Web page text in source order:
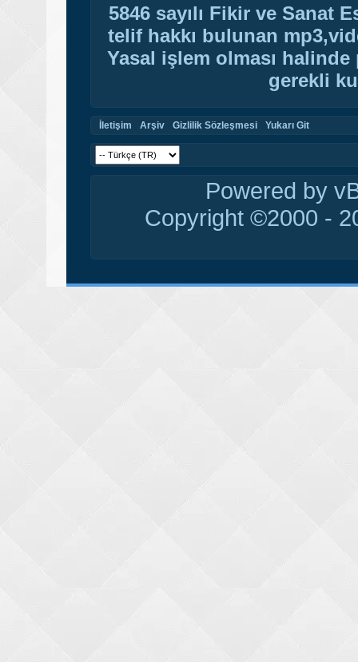
5846 sayılı Fikir ve Sanat
telif hakkı bulunan
Yasal işlem olması
gerekli
İletişim Arşiv Gizlilik Sözleşmesi Yukarı Git
Powered by
Copyright ©2000 -